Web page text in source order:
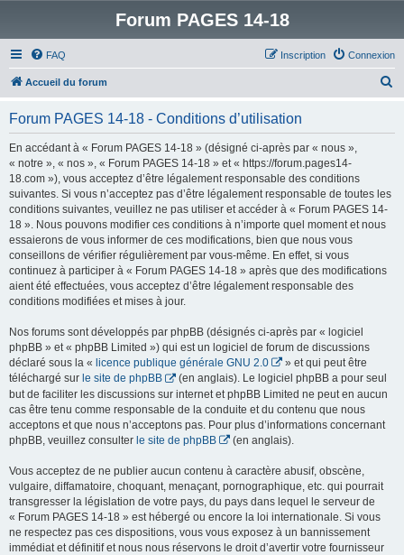
Forum PAGES 14-18
FAQ Connexion
Inscription
Accueil du forum
Forum PAGES 14-18 - Conditions d’utilisation
En accédant à « Forum PAGES 14-18 » (désigné ci-après par « nous »,
« notre », « nos », « Forum PAGES 14-18 » et « https://forum.pages14-
18.com »), vous acceptez d’être légalement responsable des conditions
suivantes. Si vous n’acceptez pas d’être légalement responsable de toutes les
conditions suivantes, veuillez ne pas utiliser et accéder à « Forum PAGES 14-
18 ». Nous pouvons modifier ces conditions à n’importe quel moment et nous
essaierons de vous informer de ces modifications, bien que nous vous
conseillons de vérifier régulièrement par vous-même. En effet, si vous
continuez à participer à « Forum PAGES 14-18 » après que des modifications
aient été effectuées, vous acceptez d’être légalement responsable des
conditions modifiées et mises à jour.
Nos forums sont développés par phpBB (désignés ci-après par « logiciel
phpBB » et « phpBB Limited ») qui est un logiciel de forum de discussions
déclaré sous la « licence publique générale GNU 2.0
» et qui peut être
téléchargé sur le site de phpBB
(en anglais). Le logiciel phpBB a pour seul
but de faciliter les discussions sur internet et phpBB Limited ne peut en aucun
cas être tenu comme responsable de la conduite et du contenu que nous
acceptons et que nous n’acceptons pas. Pour plus d’informations concernant
phpBB, veuillez consulter le site de phpBB (en anglais).
Vous acceptez de ne publier aucun contenu à caractère abusif, obscène,
vulgaire, diffamatoire, choquant, menaçant, pornographique, etc. qui pourrait
transgresser la législation de votre pays, du pays dans lequel le serveur de
« Forum PAGES 14-18 » est hébergé ou encore la loi internationale. Si vous
ne respectez pas ces dispositions, vous vous exposez à un bannissement
immédiat et définitif et nous nous réservons le droit d’avertir votre fournisseur